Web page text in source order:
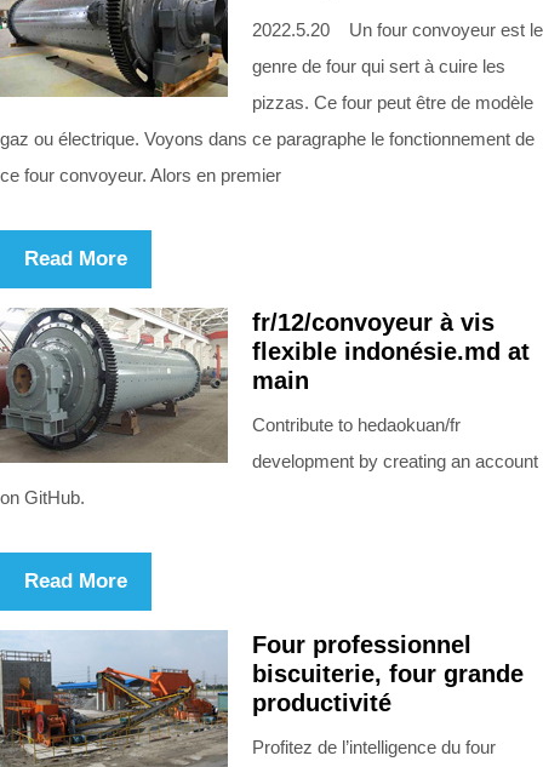
2022.5.20 Un four convoyeur est le
genre de four qui sert à cuire les
pizzas. Ce four peut être de modèle
gaz ou électrique. Voyons dans ce paragraphe le fonctionnement de
ce four convoyeur. Alors en premier
Read More
fr/12/convoyeur à vis
flexible indonésie.md at
main
Contribute to hedaokuan/fr
development by creating an account
on GitHub.
Read More
Four professionnel
biscuiterie, four grande
productivité
Profitez de l’intelligence du four